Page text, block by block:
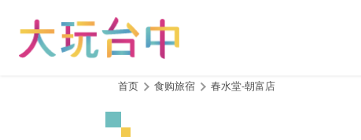
首页 食购旅宿 春水堂-朝富店